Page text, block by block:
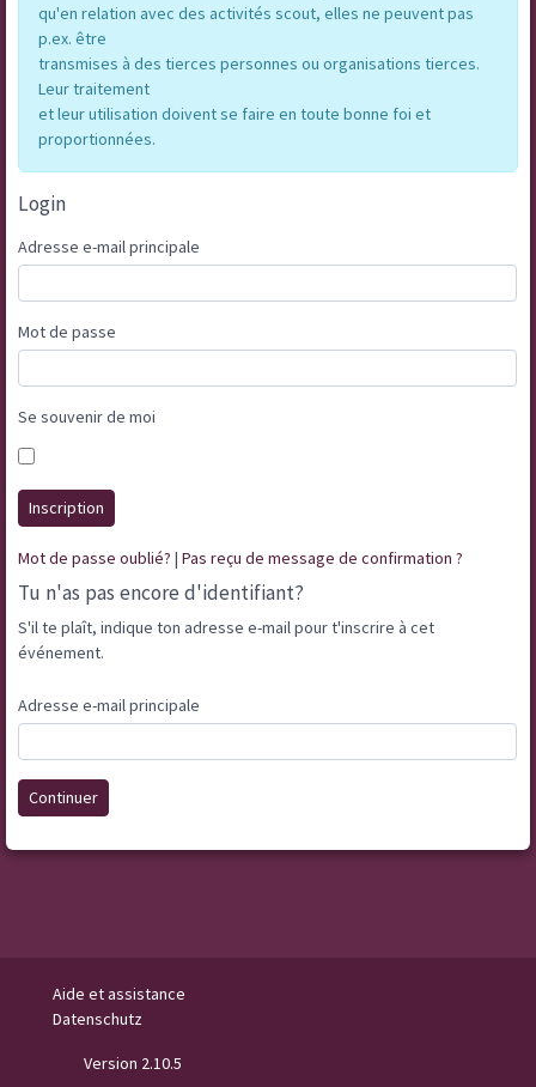
qu'en relation avec des activités scout, elles ne peuvent pas
p.ex. être
transmises à des tierces personnes ou organisations tierces.
Leur traitement
et leur utilisation doivent se faire en toute bonne foi et
proportionnées.
Login
Adresse e-mail principale
Mot de passe
Se souvenir de moi
Inscription
Mot de passe oublié? | Pas reçu de message de confirmation ?
Tu n'as pas encore d'identifiant?
S'il te plaît, indique ton adresse e-mail pour t'inscrire à cet
événement.
Adresse e-mail principale
Continuer
Aide et assistance
Datenschutz
Version 2.10.5